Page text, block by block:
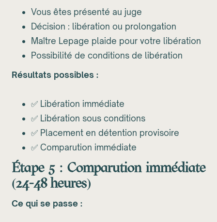
Vous êtes présenté au juge
Décision : libération ou prolongation
Maître Lepage plaide pour votre libération
Possibilité de conditions de libération
Résultats possibles :
✅ Libération immédiate
✅ Libération sous conditions
✅ Placement en détention provisoire
✅ Comparution immédiate
Étape 5 : Comparution immédiate
(24-48 heures)
Ce qui se passe :